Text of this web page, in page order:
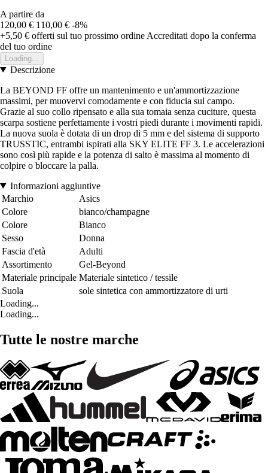
A partire da
120,00 € 110,00 € -8%
+5,50 € offerti sul tuo prossimo ordine Accreditati dopo la conferma
del tuo ordine
Loading...
Descrizione
La BEYOND FF offre un mantenimento e un'ammortizzazione
massimi, per muovervi comodamente e con fiducia sul campo.
Grazie al suo collo ripensato e alla sua tomaia senza cuciture, questa
scarpa sostiene perfettamente i vostri piedi durante i movimenti rapidi.
La nuova suola è dotata di un drop di 5 mm e del sistema di supporto
TRUSSTIC, entrambi ispirati alla SKY ELITE FF 3. Le accelerazioni
sono così più rapide e la potenza di salto è massima al momento di
colpire o bloccare la palla.
Informazioni aggiuntive
Marchio
Asics
Colore
bianco/champagne
Colore
Bianco
Sesso
Donna
Fascia d'età
Adulti
Assortimento
Gel-Beyond
Materiale principale Materiale sintetico / tessile
Suola
sole sintetica con ammortizzatore di urti
Loading...
Loading...
Tutte le nostre marche